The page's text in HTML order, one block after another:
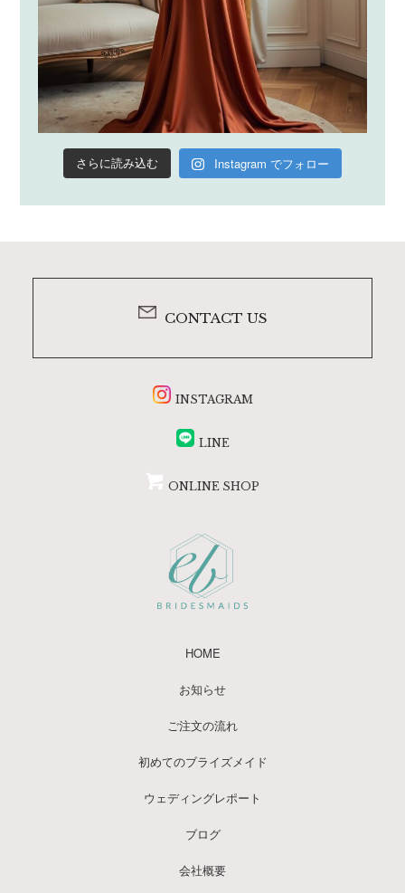
さらに読み込む Instagram でフォロー
CONTACT US
INSTAGRAM
LINE
ONLINE SHOP
HOME
お知らせ
ご注文の流れ
初めてのブライズメイド
ウェディングレポート
ブログ
会社概要